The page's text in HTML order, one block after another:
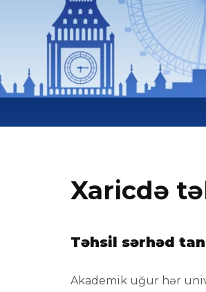
Xaricdə
Təhsil sərhəd
Akademik uğur hər